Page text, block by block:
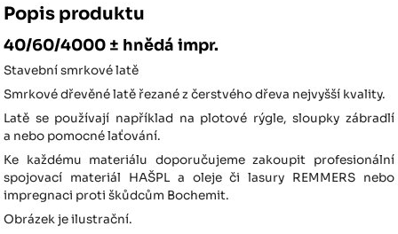
Popis produktu
40/60/4000 ± hnědá impr.
Stavební smrkové latě
Smrkové dřevěné latě řezané z čerstvého dřeva nejvyšší kvality.
Latě se používají například na plotové rýgle, sloupky zábradlí
a nebo pomocné laťování.
Ke každému materiálu doporučujeme zakoupit profesionální
spojovací materiál HAŠPL a oleje či lasury REMMERS nebo
impregnaci proti škůdcům Bochemit.
Obrázek je ilustrační.